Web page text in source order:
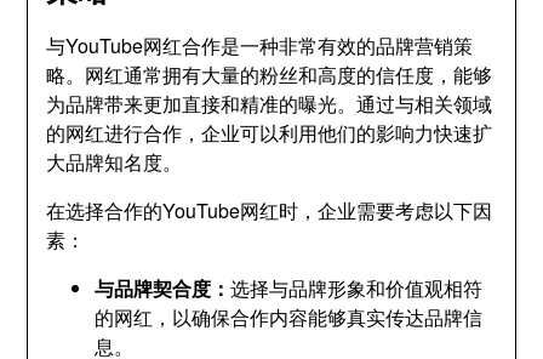
与YouTube网红合作是一种非常有效的品牌营销策
略。网红通常拥有大量的粉丝和高度的信任度，能够
为品牌带来更加直接和精准的曝光。通过与相关领域
的网红进行合作，企业可以利用他们的影响力快速扩
大品牌知名度。
在选择合作的YouTube网红时，企业需要考虑以下因
素：
与品牌契合度：选择与品牌形象和价值观相符
的网红，以确保合作内容能够真实传达品牌信
息。